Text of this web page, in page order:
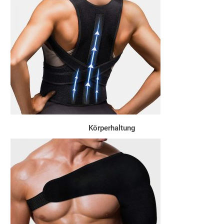
Körperhaltung